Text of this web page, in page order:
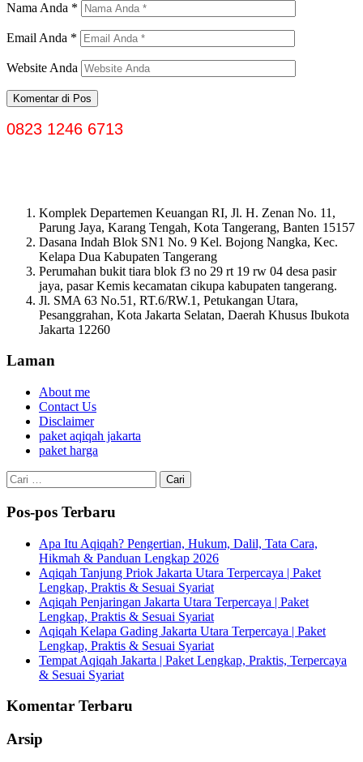
Nama Anda *
Email Anda *
Website Anda
0823 1246 6713
Komplek Departemen Keuangan RI, Jl. H. Zenan No. 11,
Parung Jaya, Karang Tengah, Kota Tangerang, Banten 15157
Dasana Indah Blok SN1 No. 9 Kel. Bojong Nangka, Kec.
Kelapa Dua Kabupaten Tangerang
Perumahan bukit tiara blok f3 no 29 rt 19 rw 04 desa pasir
jaya, pasar Kemis kecamatan cikupa kabupaten tangerang.
Jl. SMA 63 No.51, RT.6/RW.1, Petukangan Utara,
Pesanggrahan, Kota Jakarta Selatan, Daerah Khusus Ibukota
Jakarta 12260
Laman
About me
Contact Us
Disclaimer
paket aqiqah jakarta
paket harga
Cari
untuk:
Pos-pos Terbaru
Apa Itu Aqiqah? Pengertian, Hukum, Dalil, Tata Cara,
Hikmah & Panduan Lengkap 2026
Aqiqah Tanjung Priok Jakarta Utara Terpercaya | Paket
Lengkap, Praktis & Sesuai Syariat
Aqiqah Penjaringan Jakarta Utara Terpercaya | Paket
Lengkap, Praktis & Sesuai Syariat
Aqiqah Kelapa Gading Jakarta Utara Terpercaya | Paket
Lengkap, Praktis & Sesuai Syariat
Tempat Aqiqah Jakarta | Paket Lengkap, Praktis, Terpercaya
& Sesuai Syariat
Komentar Terbaru
Arsip